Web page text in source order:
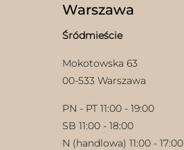
na
produktu
Warszawa
Śródmieście
Mokotowska 63
00-533 Warszawa
PN - PT 11:00 - 19:00
SB 11:00 - 18:00
N (handlowa) 11:00 - 17:00